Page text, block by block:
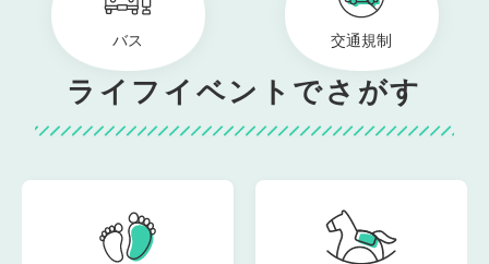
バス 交通規制
ライフイベントでさがす